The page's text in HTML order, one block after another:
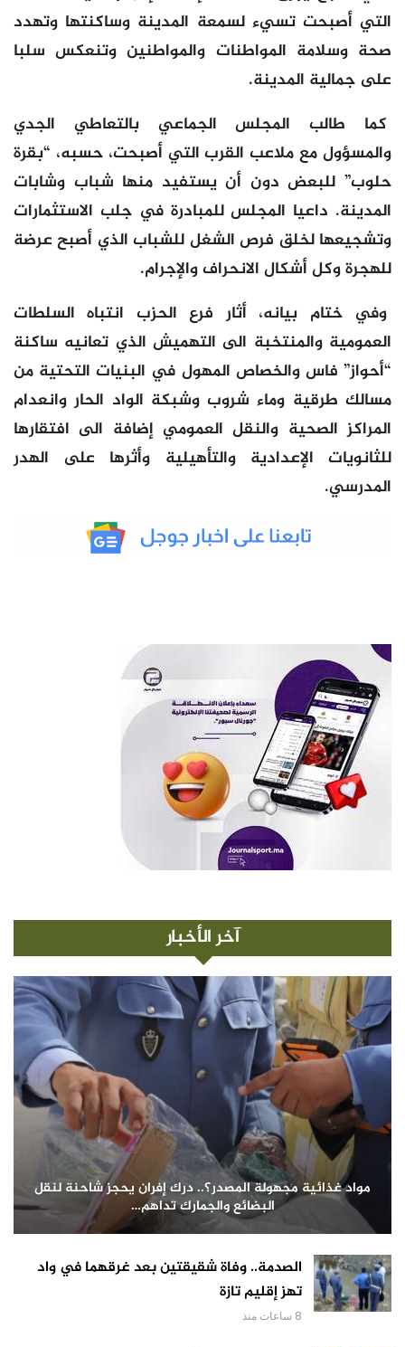
التي أصبحت تسيء لسمعة المدينة وساكنتها وتهدد
صحة وسلامة المواطنات والمواطنين وتنعكس سلبا
على جمالية المدينة.
كما طالب المجلس الجماعي بالتعاطي الجدي
والمسؤول مع ملاعب القرب التي أصبحت، حسبه، “بقرة
حلوب” للبعض دون أن يستفيد منها شباب وشابات
المدينة. داعيا المجلس للمبادرة في جلب الاستثمارات
وتشجيعها لخلق فرص الشغل للشباب الذي أصبح عرضة
للهجرة وكل أشكال الانحراف والإجرام.
وفي ختام بيانه، أثار فرع الحزب انتباه السلطات
العمومية والمنتخبة الى التهميش الذي تعانيه ساكنة
“أحواز” فاس والخصاص المهول في البنيات التحتية من
مسالك طرقية وماء شروب وشبكة الواد الحار وانعدام
المراكز الصحية والنقل العمومي إضافة الى افتقارها
للثانويات الإعدادية والتأهيلية وأثرها على الهدر
المدرسي.
آخر الأخبار
مواد غذائية مجهولة المصدر؟.. درك إفران يحجز شاحنة لنقل
البضائع والجمارك تداهم…
الصدمة.. وفاة شقيقتين بعد غرقهما في واد
تهز إقليم تازة
8 ساعات منذ